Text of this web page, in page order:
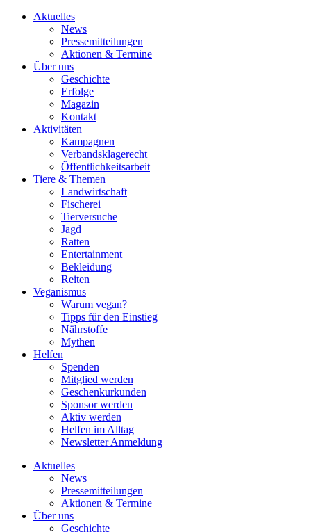
Aktuelles
News
Pressemitteilungen
Aktionen & Termine
Über uns
Geschichte
Erfolge
Magazin
Kontakt
Aktivitäten
Kampagnen
Verbandsklagerecht
Öffentlichkeitsarbeit
Tiere & Themen
Landwirtschaft
Fischerei
Tierversuche
Jagd
Ratten
Entertainment
Bekleidung
Reiten
Veganismus
Warum vegan?
Tipps für den Einstieg
Nährstoffe
Mythen
Helfen
Spenden
Mitglied werden
Geschenkurkunden
Sponsor werden
Aktiv werden
Helfen im Alltag
Newsletter Anmeldung
Aktuelles
News
Pressemitteilungen
Aktionen & Termine
Über uns
Geschichte